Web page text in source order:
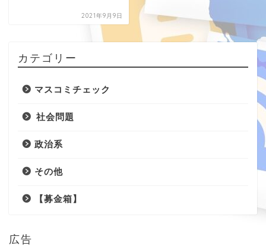
2021年9月9日
カテゴリー
マスコミチェック
社会問題
政治系
その他
【募金箱】
広告